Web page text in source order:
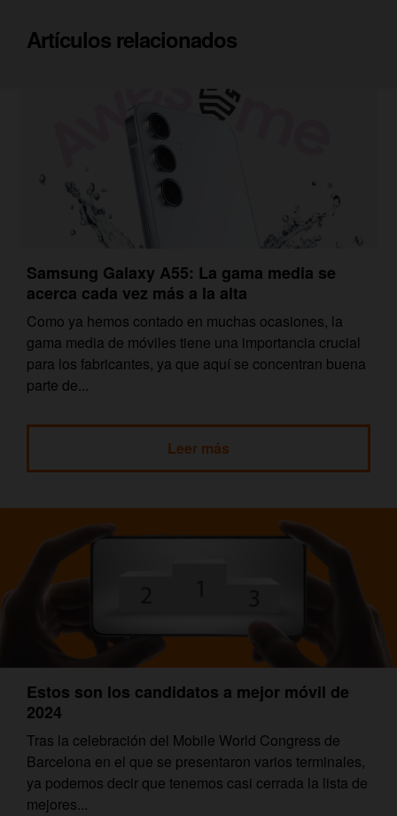
Artículos relacionados
Samsung Galaxy A55: La gama media se
acerca cada vez más a la alta
Como ya hemos contado en muchas ocasiones, la
gama media de móviles tiene una importancia crucial
para los fabricantes, ya que aquí se concentran buena
parte de...
Leer más
Estos son los candidatos a mejor móvil de
2024
Tras la celebración del Mobile World Congress de
Barcelona en el que se presentaron varios terminales,
ya podemos decir que tenemos casi cerrada la lista de
mejores...